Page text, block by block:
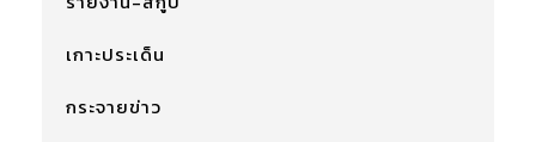
เกาะประเด็น
กระจายข่าว